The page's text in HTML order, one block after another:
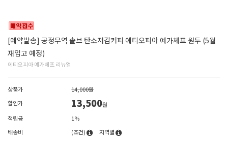
[예약발송] 공정무역 솔브 탄소저감커피 에티오피아 예가체프 원두 (5월
재입고 예정)
에티오피아 예가체프 리뉴얼
상품가
14,000원
할인가
13,500원
적립금
1%
배송비
(조건)
지역별